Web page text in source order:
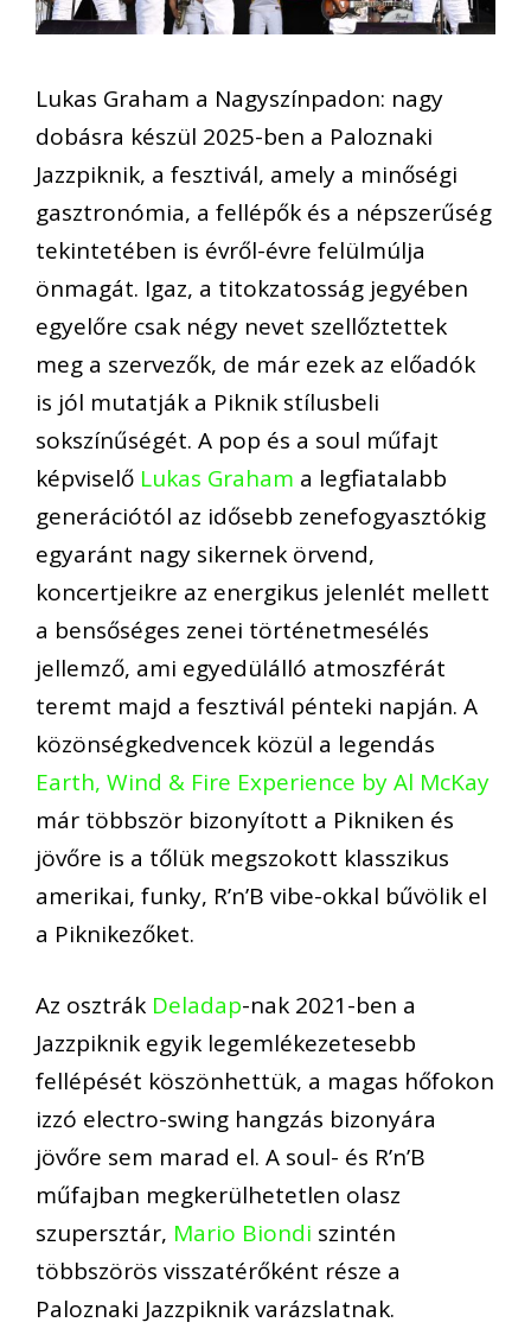
Lukas Graham a Nagyszínpadon: nagy
dobásra készül 2025-ben a Paloznaki
Jazzpiknik, a fesztivál, amely a minőségi
gasztronómia, a fellépők és a népszerűség
tekintetében is évről-évre felülmúlja
önmagát. Igaz, a titokzatosság jegyében
egyelőre csak négy nevet szellőztettek
meg a szervezők, de már ezek az előadók
is jól mutatják a Piknik stílusbeli
sokszínűségét. A pop és a soul műfajt
képviselő Lukas Graham a legfiatalabb
generációtól az idősebb zenefogyasztókig
egyaránt nagy sikernek örvend,
koncertjeikre az energikus jelenlét mellett
a bensőséges zenei történetmesélés
jellemző, ami egyedülálló atmoszférát
teremt majd a fesztivál pénteki napján. A
közönségkedvencek közül a legendás
Earth, Wind & Fire Experience by Al McKay
már többször bizonyított a Pikniken és
jövőre is a tőlük megszokott klasszikus
amerikai, funky, R’n’B vibe-okkal bűvölik el
a Piknikezőket.
Az osztrák Deladap-nak 2021-ben a
Jazzpiknik egyik legemlékezetesebb
fellépését köszönhettük, a magas hőfokon
izzó electro-swing hangzás bizonyára
jövőre sem marad el. A soul- és R’n’B
műfajban megkerülhetetlen olasz
szupersztár, Mario Biondi szintén
többszörös visszatérőként része a
Paloznaki Jazzpiknik varázslatnak.